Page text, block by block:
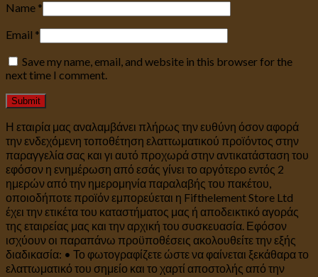
Name *
Email *
Save my name, email, and website in this browser for the
next time I comment.
Η εταιρία μας αναλαμβάνει πλήρως την ευθύνη όσον αφορά
την ενδεχόμενη τοποθέτηση ελαττωματικού προϊόντος στην
παραγγελία σας και γι αυτό προχωρά στην αντικατάσταση του
εφόσον η ενημέρωση από εσάς γίνει το αργότερο εντός 2
ημερών από την ημερομηνία παραλαβής του πακέτου,
οποιοδήποτε προϊόν εμπορεύεται η Fifthelement Store Ltd
έχει την ετικέτα του καταστήματος μας ή αποδεικτικό αγοράς
της εταιρείας μας και την αρχική του συσκευασία. Εφόσον
ισχύουν οι παραπάνω προϋποθέσεις ακολουθείτε την εξής
διαδικασία: • Το φωτογραφίζετε ώστε να φαίνεται ξεκάθαρα το
ελαττωματικό του σημείο και το χαρτί αποστολής από την